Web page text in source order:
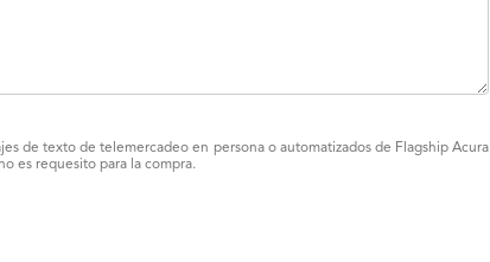
de texto de telemercadeo en persona o automatizados de Flagship Acura
es requesito para la compra.